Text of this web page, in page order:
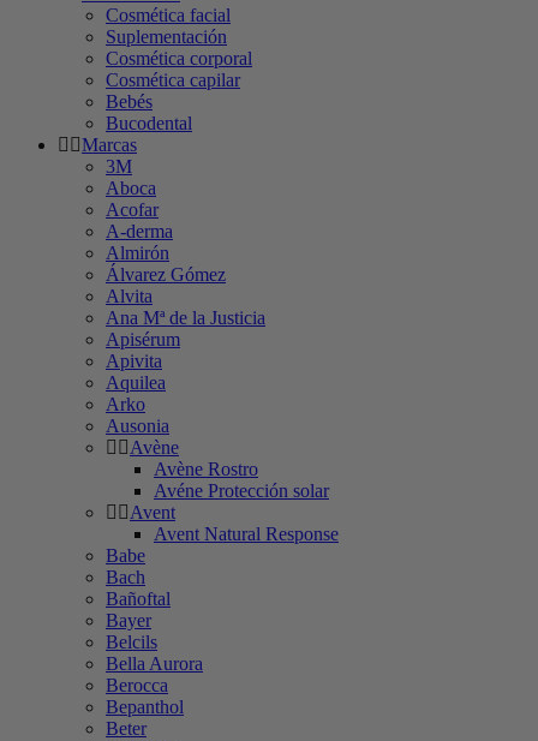
Cosmética facial
Suplementación
Cosmética corporal
Cosmética capilar
Bebés
Bucodental
Marcas
3M
Aboca
Acofar
A-derma
Almirón
Álvarez Gómez
Alvita
Ana Mª de la Justicia
Apisérum
Apivita
Aquilea
Arko
Ausonia
Avène
Avène Rostro
Avéne Protección solar
Avent
Avent Natural Response
Babe
Bach
Bañoftal
Bayer
Belcils
Bella Aurora
Berocca
Bepanthol
Beter